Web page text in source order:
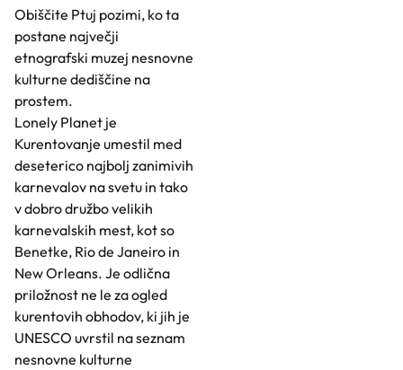
Obiščite Ptuj pozimi, ko ta
postane največji
etnografski muzej nesnovne
kulturne dediščine na
prostem.
Lonely Planet je
Kurentovanje umestil med
deseterico najbolj zanimivih
karnevalov na svetu in tako
v dobro družbo velikih
karnevalskih mest, kot so
Benetke, Rio de Janeiro in
New Orleans. Je odlična
priložnost ne le za ogled
kurentovih obhodov, ki jih je
UNESCO uvrstil na seznam
nesnovne kulturne